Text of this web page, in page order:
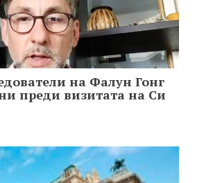
на Фалун Гонг
преди визитата на Си